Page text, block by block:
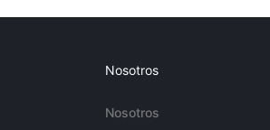
Nosotros
Nosotros